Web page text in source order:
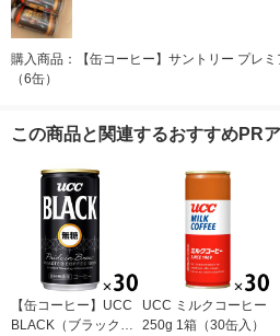
購入商品：【缶コーヒー】サントリー プレ
（6缶）
この商品と関連するおすすめPR
【缶コーヒー】UCC
BLACK（ブラック）
UCC ミルクコーヒー
250g 1箱（30缶入）